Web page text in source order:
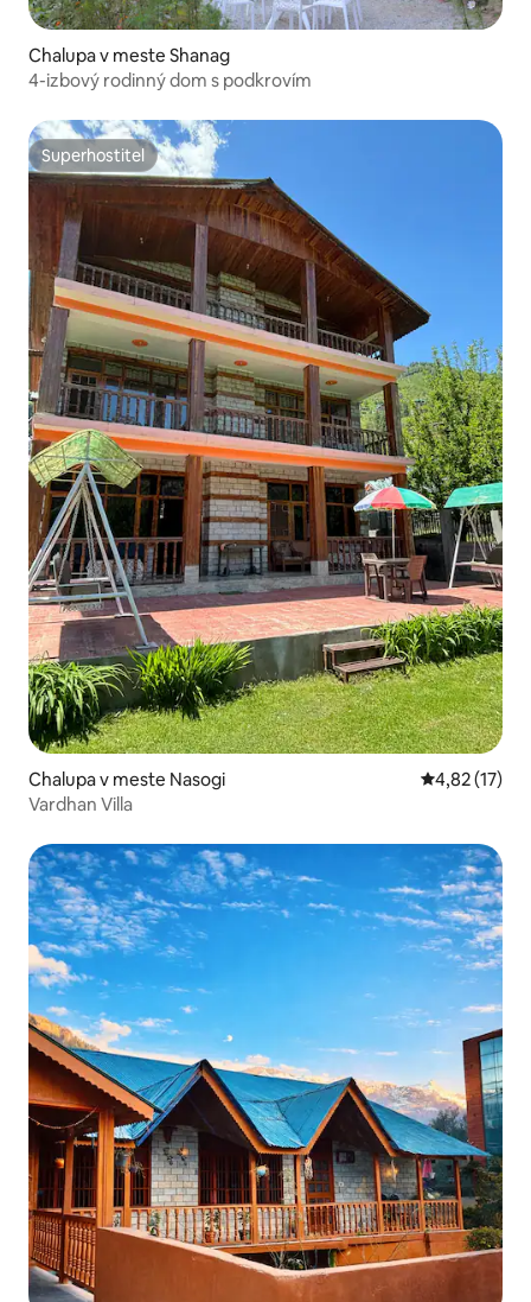
Chalupa v meste Shanag
4-izbový rodinný dom s podkrovím
Superhostiteľ
Superhostiteľ
Chalupa v meste Nasogi Priemerné
4,82 (17)
Vardhan Villa